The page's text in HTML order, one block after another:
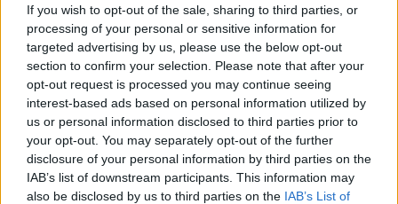
If you wish to opt-out of the sale, sharing to third parties, or
processing of your personal or sensitive information for
targeted advertising by us, please use the below opt-out
section to confirm your selection. Please note that after your
opt-out request is processed you may continue seeing
interest-based ads based on personal information utilized by
us or personal information disclosed to third parties prior to
your opt-out. You may separately opt-out of the further
disclosure of your personal information by third parties on the
IAB’s list of downstream participants. This information may
also be disclosed by us to third parties on the IAB’s List of
Onsdag 4 mars
11:30 Masstart, 20 km damer junior
14:00 Masstart, 20 km herrar junior
Startlistor, resultat och detaljer
Torsdag 5 mars
11:30 Masstart, 20 km damer U23
14:00 Masstart, 20 km herrar U23